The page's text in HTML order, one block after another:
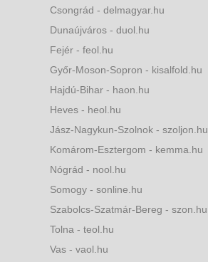
Csongrád - delmagyar.hu
Dunaújváros - duol.hu
Fejér - feol.hu
Győr-Moson-Sopron - kisalfold.hu
Hajdú-Bihar - haon.hu
Heves - heol.hu
Jász-Nagykun-Szolnok - szoljon.hu
Komárom-Esztergom - kemma.hu
Nógrád - nool.hu
Somogy - sonline.hu
Szabolcs-Szatmár-Bereg - szon.hu
Tolna - teol.hu
Vas - vaol.hu